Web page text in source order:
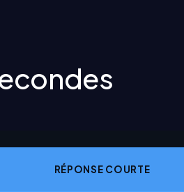
RÉPONSE COURTE